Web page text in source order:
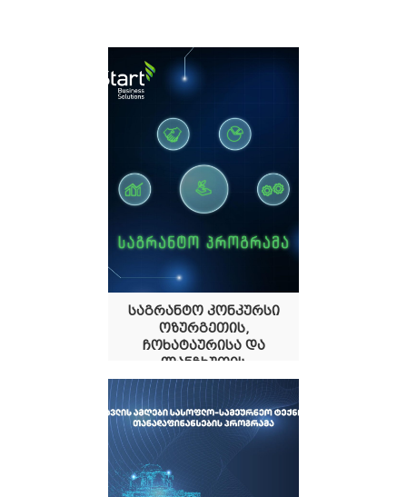
საგრანტო კონკურსი
ოზურგეთის,
ჩოხატაურისა და
ლანჩხუთის
მუნიციპალიტეტებისათ
18.04.2024